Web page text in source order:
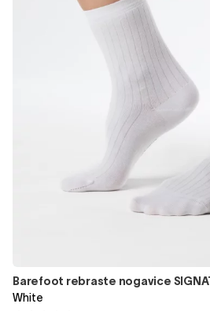
Barefoot rebraste nogavice
White